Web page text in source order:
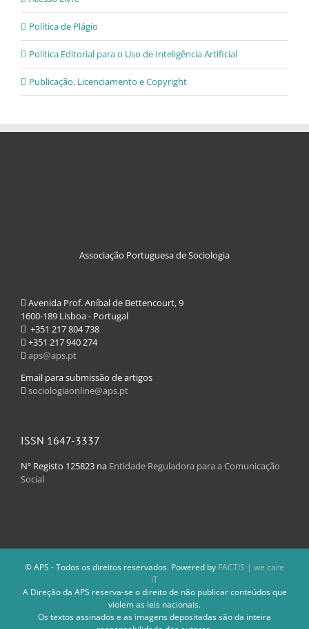
Política de Plágio
Política Editorial para o Uso de Inteligência Artificial
Publicação, Licenciamento e Copyright
Associação Portuguesa de Sociologia
Avenida Prof. Aníbal de Bettencourt, 9
1600-189 Lisboa - Portugal
+351 217 804 738
+351 217 940 274
aps@aps.pt
Email para submissão de artigos
sociologiaonline@aps.pt
ISSN 1647-3337
Nº Registo 125823 na Entidade Reguladora para a Comunicação
Social
© APS - Todos os direitos reservados. Powered by FACTIS | we care
iT
A Direção da APS reserva-se o direito de não publicar conteúdos que
violem as leis nacionais.
Os textos assinados e as imagens depositadas são da inteira